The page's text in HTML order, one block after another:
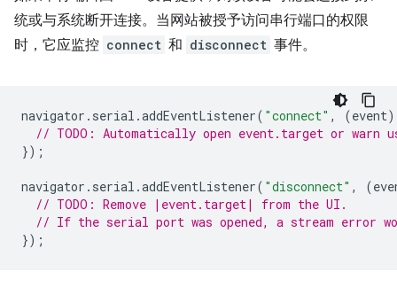
统或与系统断开连接。当网站被授予访问串行端口的权限
时，它应监控 connect 和 disconnect 事件。
navigator . serial .addEventListener( "connect" , (event)
// TODO: Automatically open event.target or
});
navigator . serial .addEventListener( "disconnect" , (
// TODO: Remove |event.target| from the UI.
// If the serial port was opened, a stream error
});